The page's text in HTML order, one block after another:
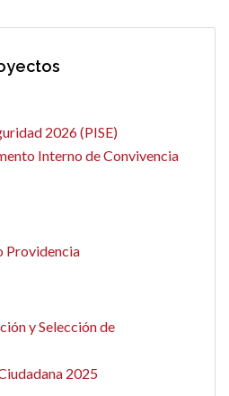
2026 (PISE)
Interno de Convivencia
Providencia
y Selección de
2025